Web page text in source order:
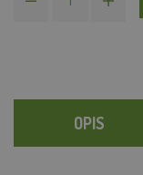
OPIS